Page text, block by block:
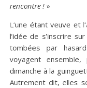
rencontre ! »
L’une étant veuve et
l’idée de s’inscrire
tombées par
voyagent
dimanche à la
Autrement dit, elles